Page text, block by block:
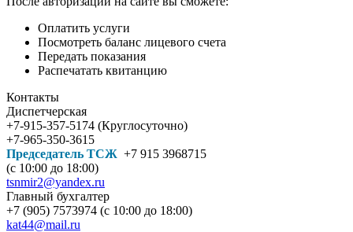
Оплатить услуги
Посмотреть баланс лицевого счета
Передать показания
Распечатать квитанцию
Контакты
Диспетчерская
+7-915-357-5174 (Круглосуточно)
+7-965-350-3615
Председатель ТСЖ +7 915 3968715
(с 10:00 до 18:00)
tsnmir2@yandex.ru
Главный бухгалтер
+7 (905) 7573974 (с 10:00 до 18:00)
kat44@mail.ru